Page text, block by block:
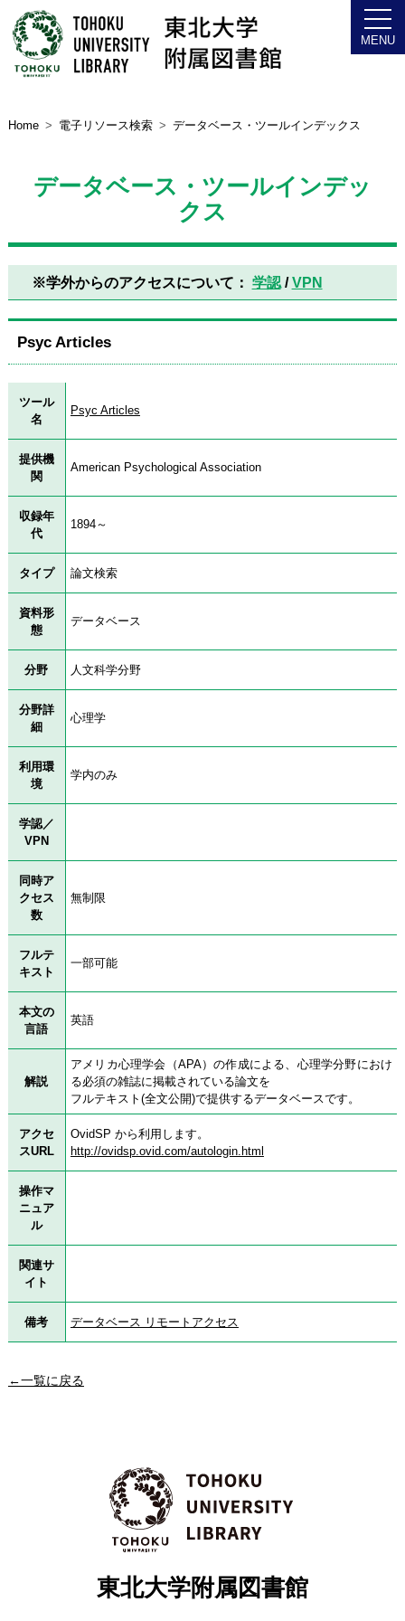
Home 電子リソース検索 データベース・ツールインデックス
データベース・ツールインデッ
クス
※学外からのアクセスについて： 学認/VPN
Psyc Articles
ツール
名
Psyc Articles
提供機
関
American Psychological Association
収録年
代
1894～
タイプ 論文検索
資料形
態
データベース
分野 人文科学分野
分野詳
細
心理学
利用環
境
学内のみ
学認／
VPN
同時ア
クセス
数
無制限
フルテ
キスト
一部可能
本文の
言語
英語
解説
アメリカ心理学会（APA）の作成による、心理学分野におけ
る必須の雑誌に掲載されている論文を
フルテキスト(全文公開)で提供するデータベースです。
アクセ
スURL
OvidSP から利用します。
http://ovidsp.ovid.com/autologin.html
操作マ
ニュア
ル
関連サ
イト
備考 データベース リモートアクセス
←一覧に戻る
東北大学附属図書館